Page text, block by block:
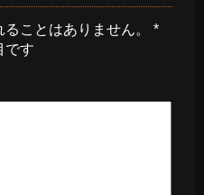
ことはありません。
*
です